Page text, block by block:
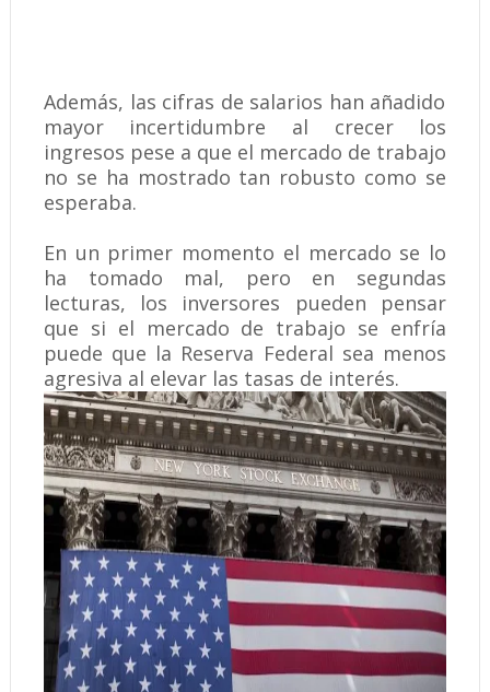
Además, las cifras de salarios han añadido
mayor incertidumbre al crecer los
ingresos pese a que el mercado de trabajo
no se ha mostrado tan robusto como se
esperaba.
En un primer momento el mercado se lo
ha tomado mal, pero en segundas
lecturas, los inversores pueden pensar
que si el mercado de trabajo se enfría
puede que la Reserva Federal sea menos
agresiva al elevar las tasas de interés.